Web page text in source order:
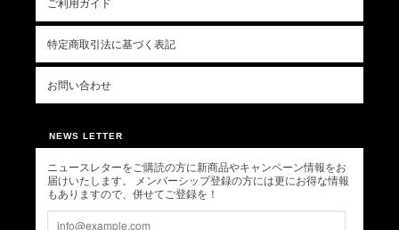
ご利用ガイド
特定商取引法に基づく表記
お問い合わせ
NEWS LETTER
ニュースレターをご購読の方に新商品やキャンペーン情報をお
届けいたします。 メンバーシップ登録の方には更にお得な情報
もありますので、併せてご登録を！